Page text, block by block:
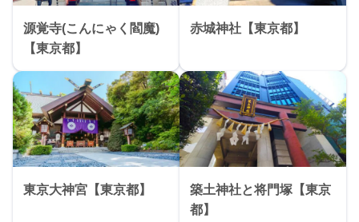
源覚寺(こんにゃく閻魔)
【東京都】
赤城神社【東京都】
東京大神宮【東京都】
築土神社と将門塚【東京
都】